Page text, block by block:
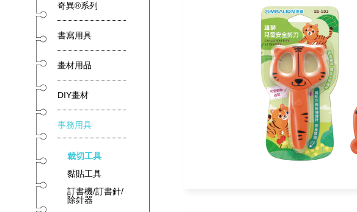
奇異®系列
書寫用具
畫材用品
DIY畫材
事務用具
裁切工具
黏貼工具
訂書機/訂書針/
除針器